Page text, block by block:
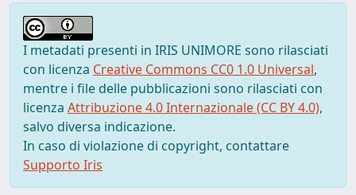
I metadati presenti in IRIS UNIMORE sono rilasciati
con licenza Creative Commons CC0 1.0 Universal,
mentre i file delle pubblicazioni sono rilasciati con
licenza Attribuzione 4.0 Internazionale (CC BY 4.0),
salvo diversa indicazione.
In caso di violazione di copyright, contattare
Supporto Iris